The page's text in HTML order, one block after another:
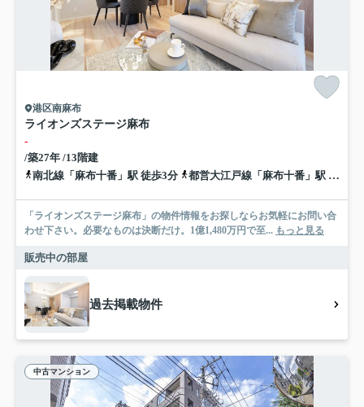
港区南麻布
ライオンズステージ麻布
-
/築27年 /13階建
南北線「麻布十番」駅 徒歩3分
都営大江戸線「麻布十番」駅 徒歩3分
「ライオンズステージ麻布」の物件情報をお探しならお気軽にお問い合
わせ下さい。必要なものは決断だけ。1億1,480万円で至... もっと見る
販売中の部屋
過去掲載物件
中古マンション